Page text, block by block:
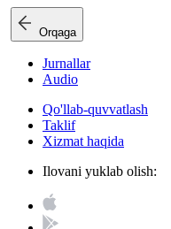
Orqaga
Jurnallar
Audio
Qo'llab-quvvatlash
Taklif
Xizmat haqida
Ilovani yuklab olish: